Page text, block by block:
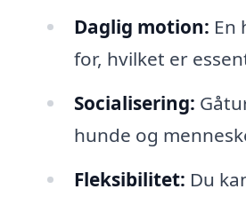
Daglig motion: En
for, hvilket er
Socialisering:
hunde og
Fleksibilitet: Du